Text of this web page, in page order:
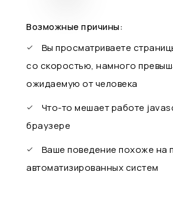
Возможные причины:
Вы просматриваете
со скоростью, намного
ожидаемую от человека
Что-то мешает работе
браузере
Ваше поведение похоже на
автоматизированных систем